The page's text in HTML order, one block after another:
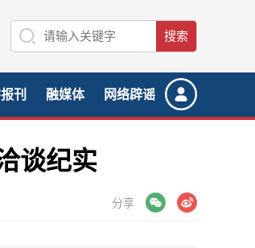
刊 融媒体 网络辟谣
谈纪实
分享
微博